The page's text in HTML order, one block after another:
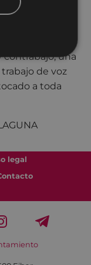
es un
pone las pilas,
una
de voz
a toda
legal